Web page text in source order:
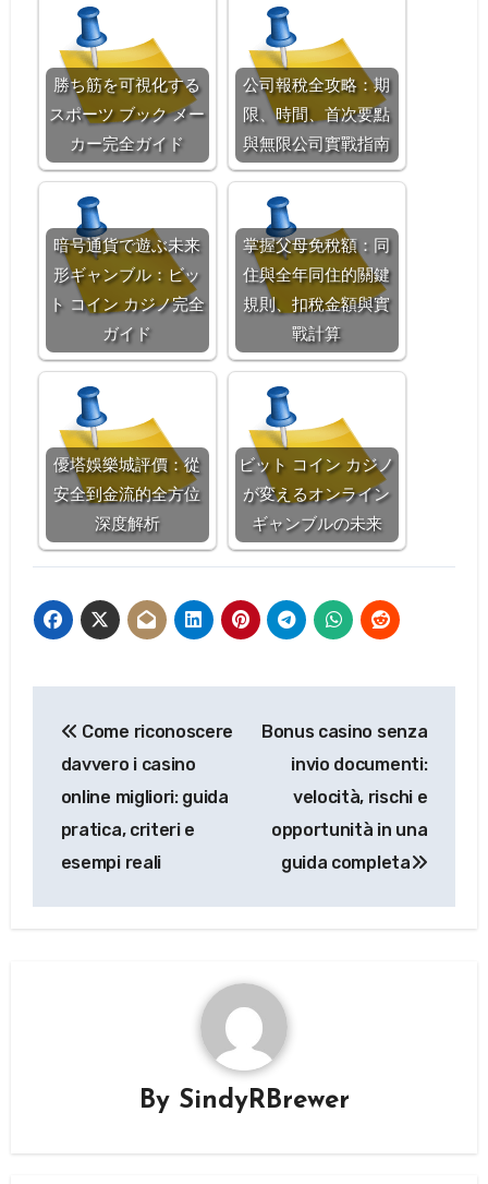
勝ち筋を可視化する
スポーツ ブック メー
カー完全ガイド
公司報稅全攻略：期
限、時間、首次要點
與無限公司實戰指南
暗号通貨で遊ぶ未来
形ギャンブル：ビッ
ト コイン カジノ完全
ガイド
掌握父母免稅額：同
住與全年同住的關鍵
規則、扣稅金額與實
戰計算
優塔娛樂城評價：從
安全到金流的全方位
深度解析
ビット コイン カジノ
が変えるオンライン
ギャンブルの未来
navigation
Come riconoscere
davvero i casino
online migliori: guida
pratica, criteri e
esempi reali
Bonus casino senza
invio documenti:
velocità, rischi e
opportunità in una
guida completa
By SindyRBrewer